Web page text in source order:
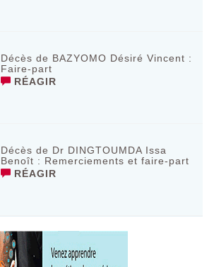
Décès de BAZYOMO Désiré Vincent :
Faire-part
RÉAGIR
Décès de Dr DINGTOUMDA Issa
Benoît : Remerciements et faire-part
RÉAGIR